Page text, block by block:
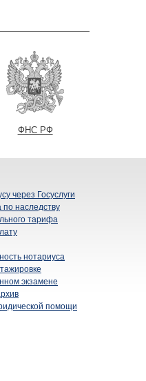
ФНС РФ
через Госуслуги
по наследству
тарифа
нотариуса
экзамене
помощи